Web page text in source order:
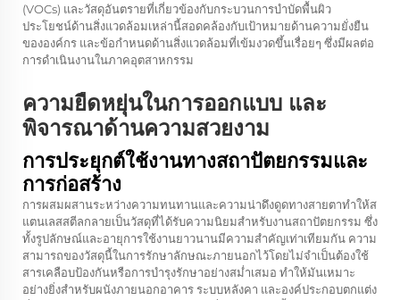
(VOCs) และวัสดุอันตรายที่เกี่ยวข้องกับกระบวนการบำบัดพื้นผิว
ประโยชน์ด้านสิ่งแวดล้อมเหล่านี้สอดคล้องกับเป้าหมายด้านความยั่งยืน
ขององค์กร และข้อกำหนดด้านสิ่งแวดล้อมที่เข้มงวดขึ้นเรื่อยๆ ซึ่งมีผลต่อ
การดำเนินงานในภาคอุตสาหกรรม
ความยืดหยุ่นในการออกแบบ และ
พิจารณาด้านความสวยงาม
การประยุกต์ใช้งานทางสถาปัตยกรรมและ
การก่อสร้าง
การผสมผสานระหว่างความทนทานและความน่าดึงดูดทางสายตาทำให้ส
แตนเลสสตีลกลายเป็นวัสดุที่ได้รับความนิยมสำหรับงานสถาปัตยกรรม ซึ่ง
ทั้งรูปลักษณ์และอายุการใช้งานยาวนานมีความสำคัญเท่าเทียมกัน ความ
สามารถของวัสดุนี้ในการรักษาลักษณะภายนอกไว้โดยไม่จำเป็นต้องใช้
สารเคลือบป้องกันหรือการบำรุงรักษาอย่างสม่ำเสมอ ทำให้มันเหมาะ
อย่างยิ่งสำหรับผนังภายนอกอาคาร ระบบหลังคา และองค์ประกอบตกแต่ง